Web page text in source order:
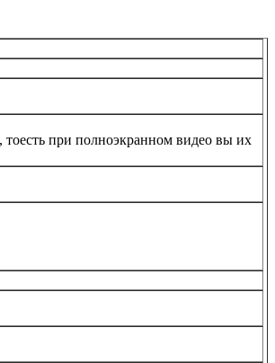
при полноэкранном видео вы их